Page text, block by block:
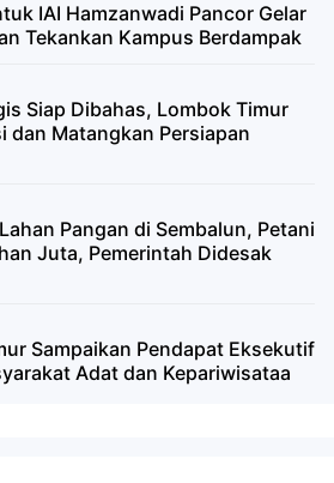
IAI Hamzanwadi Pancor Gelar
Tekankan Kampus Berdampak
Siap Dibahas, Lombok Timur
dan Matangkan Persiapan
Pangan di Sembalun, Petani
Juta, Pemerintah Didesak
Sampaikan Pendapat Eksekutif
Adat dan Kepariwisataa